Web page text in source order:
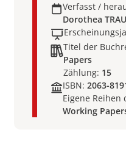
Verfasst /
Dorothea
Titel der
Papers
Zählung: 15
ISBN: 2063-
Eigene Reihen
Working